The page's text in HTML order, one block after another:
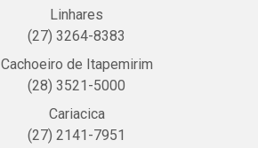
Linhares
(27) 3264-8383
Cachoeiro de Itapemirim
(28) 3521-5000
Cariacica
(27) 2141-7951